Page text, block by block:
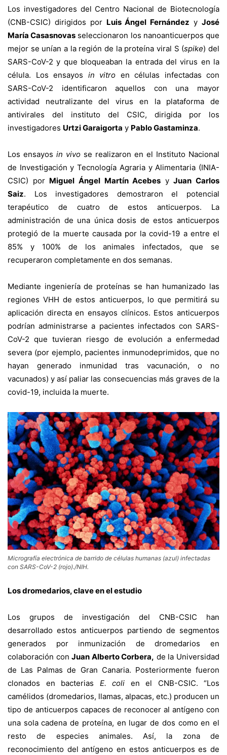
Los investigadores del Centro Nacional de Biotecnología
(CNB-CSIC) dirigidos por Luis Ángel Fernández yJosé
María Casasnovas seleccionaron los nanoanticuerpos que
mejor se unían a la región de la proteína viral S (spike) del
SARS-CoV-2 y que bloqueaban la entrada del virus en la
célula. Los ensayos in vitro en células infectadas con
SARS-CoV-2 identificaron aquellos con una mayor
actividad neutralizante del virus en la plataforma de
antivirales del instituto del CSIC, dirigida por los
investigadores Urtzi Garaigorta y Pablo Gastaminza.
Los ensayos in vivo se realizaron en el Instituto Nacional
de Investigación y Tecnología Agraria y Alimentaria (INIA-
CSIC) por Miguel Ángel Martín Acebes yJuan Carlos
Saiz. Los investigadores demostraron el potencial
terapéutico de cuatro de estos anticuerpos. La
administración de una única dosis de estos anticuerpos
protegió de la muerte causada por la covid-19 a entre el
85% y 100% de los animales infectados, que se
recuperaron completamente en dos semanas.
Mediante ingeniería de proteínas se han humanizado las
regiones VHH de estos anticuerpos, lo que permitirá su
aplicación directa en ensayos clínicos. Estos anticuerpos
podrían administrarse a pacientes infectados con SARS-
CoV-2 que tuvieran riesgo de evolución a enfermedad
severa (por ejemplo, pacientes inmunodeprimidos, que no
hayan generado inmunidad tras vacunación, o no
vacunados) y así paliar las consecuencias más graves de la
covid-19, incluida la muerte.
Micrografía electrónica de barrido de células humanas (azul) infectadas
con SARS-CoV-2 (rojo)./NIH.
Los dromedarios, clave en el estudio
Los grupos de investigación del CNB-CSIC han
desarrollado estos anticuerpos partiendo de segmentos
generados por inmunización de dromedarios en
colaboración conJuan Alberto Corbera, de la Universidad
de Las Palmas de Gran Canaria. Posteriormente fueron
clonados en bacterias E. coli en el CNB-CSIC. “Los
camélidos (dromedarios, llamas, alpacas, etc.) producen un
tipo de anticuerpos capaces de reconocer al antígeno con
una sola cadena de proteína, en lugar de dos como en el
resto de especies animales. Así, la zona de
reconocimiento del antígeno en estos anticuerpos es de